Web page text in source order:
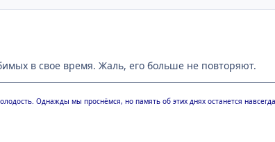
в свое время. Жаль, его больше не повторяют.
Однажды мы проснёмся, но память об этих днях останется